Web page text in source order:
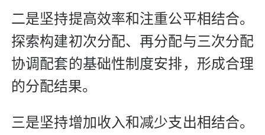
二是坚持提高效率和注重公平相结合。
探索构建初次分配、再分配与三次分配
协调配套的基础性制度安排，形成合理
的分配结果。
三是坚持增加收入和减少支出相结合。